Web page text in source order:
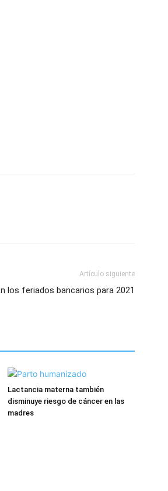
Artículo siguiente
los feriados bancarios para 2021
Lactancia materna también
disminuye riesgo de cáncer en las
madres